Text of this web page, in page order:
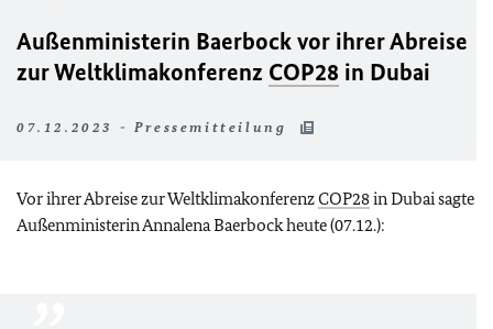
Außenministerin Baerbock vor ihrer Abreise
zur Weltklimakonferenz COP28 in Dubai
07.12.2023 - Pressemitteilung
Vor ihrer Abreise zur WeltklimakonferenzCOP28in Dubai sagte
Außenministerin Annalena Baerbock heute (07.12.):